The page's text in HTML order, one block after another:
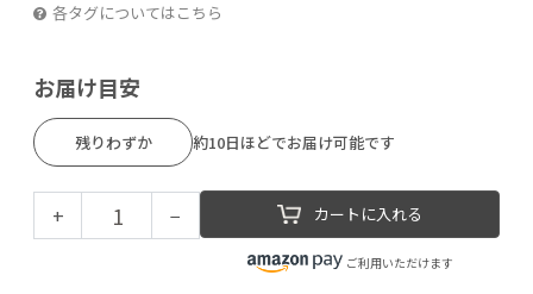
各タグについてはこちら
お届け目安
残りわずか 約10日ほどでお届け可能です
+ − カートに入れる
ご利用いただけます